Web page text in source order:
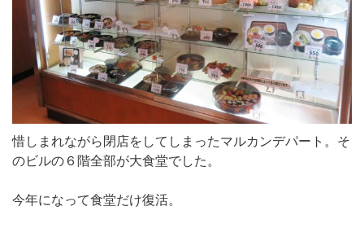
惜しまれながら閉店をしてしまったマルカンデパート。そ
のビルの６階全部が大食堂でした。
今年になって食堂だけ復活。